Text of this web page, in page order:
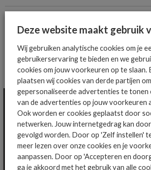
MEER OVER RED HAT RED HAT OPENSHIFT
MEER ALGEMEEN IT NIEUWS NIEUWS
Deze website maakt gebruik
Wij gebruiken analytische cookies om je
gebruikerservaring te bieden en we
cookies om jouw voorkeuren op te slaan.
plaatsen wij cookies van derde partijen om
gepersonaliseerde advertenties te tonen
van de advertenties op jouw voorkeuren
Ook worden er cookies geplaatst door
netwerken. Jouw internetgedrag kan
gevolgd worden. Door op 'Zelf instellen'
meer lezen over onze cookies en je
aanpassen. Door op 'Accepteren en
ga je akkoord met het gebruik van alle